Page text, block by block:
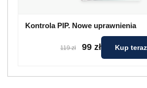
Kontrola PIP. Nowe uprawnienia
119 zł 99 zł Kup teraz